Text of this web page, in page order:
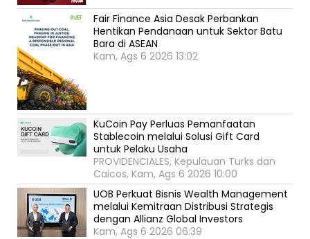
Fair Finance Asia Desak Perbankan
Hentikan Pendanaan untuk Sektor Batu
Bara di ASEAN
Kam, Ags 6 2026 13:02
KuCoin Pay Perluas Pemanfaatan
Stablecoin melalui Solusi Gift Card
untuk Pelaku Usaha
PROVIDENCIALES, Kepulauan Turks dan
Caicos, Kam, Ags 6 2026 10:00
UOB Perkuat Bisnis Wealth Management
melalui Kemitraan Distribusi Strategis
dengan Allianz Global Investors
Kam, Ags 6 2026 06:39